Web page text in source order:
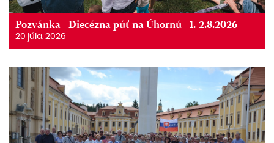
Pozvánka - Diecézna púť na Úhornú - 1.-2.8.2026
20 júla, 2026